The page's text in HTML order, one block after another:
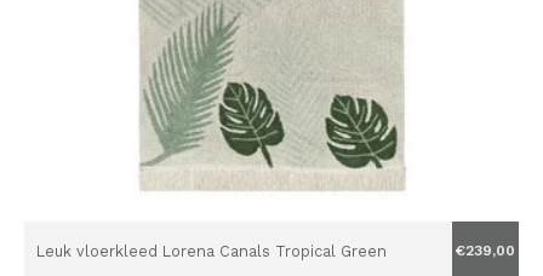
Leuk vloerkleed Lorena Canals Tropical Green €239,00